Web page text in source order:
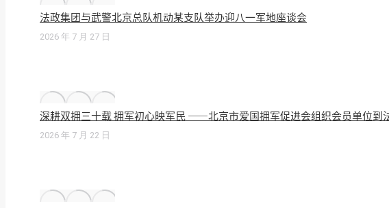
法政集团与武警北京总队机动某支队举办迎八一军地座谈会
2026 年 7 月 27 日
深耕双拥三十载 拥军初心映军民 ——北京市爱国拥军促进会组织会员单位到
2026 年 7 月 22 日